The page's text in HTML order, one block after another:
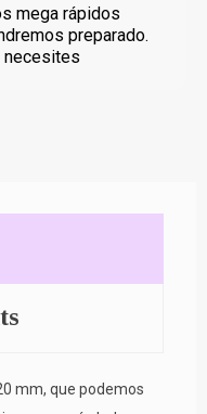
mega rápidos
preparado.
necesites
mm, que podemos